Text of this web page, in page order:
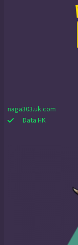
naga303.uk.com
Data HK